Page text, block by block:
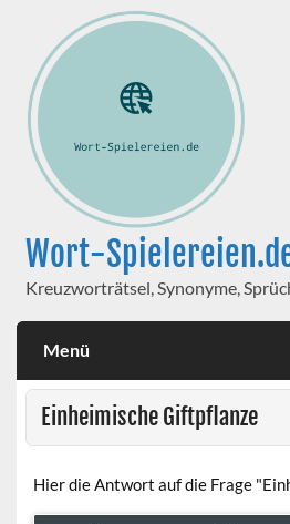
Wort-
Kreuzworträtsel, Synonyme,
Menü
Einheimische Giftpflanze
Hier die Antwort auf die Frage